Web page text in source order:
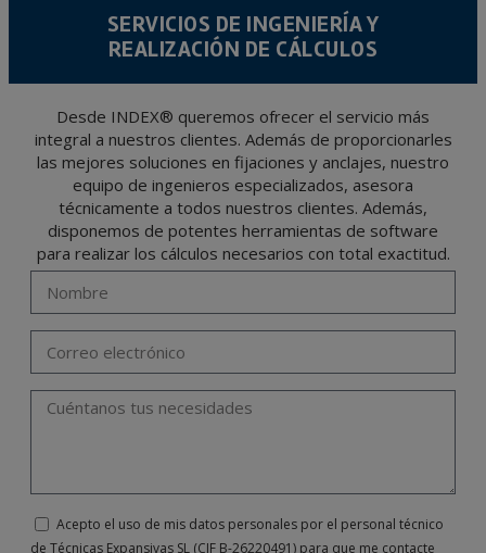
datos personales será aquel que marque la legislación vigente y siempre durante el
tiempo que medie en la prestación del servicio para el que fueron comunicados.
Se recomienda no enviar datos personales de nivel alto, según la legislación de
protección de datos, como pueden ser los relativos a salud, pues los mismos no viajan
responsabilidad.
El usuario podrá ejercer en cualquier momento sus derechos para acceder, rectificar,
oponerse, cancelarlos, limitar su tratamiento o solicitar su portabilidad con arreglo a
lo previsto en el Reglamento General de Protección de Datos (RGPD) de 27 de abril
de 2016 enviando una carta a su responsable de tratamiento: Valentín Gómez,
Gerente, junto con la fotocopia de su DNI, a TÉCNICAS EXPANSIVAS SL | P.I. La
Portalada II | c/ Segador 13, 26006 | Logroño (La Rioja) o a través de la dirección de
correo electrónicoinfo@indexfix.com .
SERVICIOS DE INGENIERÍA Y
REALIZACIÓN DE CÁLCULOS
Desde INDEX® queremos ofrecer el servicio más
integral a nuestros clientes. Además de proporcionarles
las mejores soluciones en fijaciones y anclajes, nuestro
equipo de ingenieros especializados, asesora
técnicamente a todos nuestros clientes. Además,
disponemos de potentes herramientas de software
para realizar los cálculos necesarios con total exactitud.
Acepto el uso de mis datos personales por el personal técnico
de Técnicas Expansivas SL (CIF B-26220491) para que me contacte